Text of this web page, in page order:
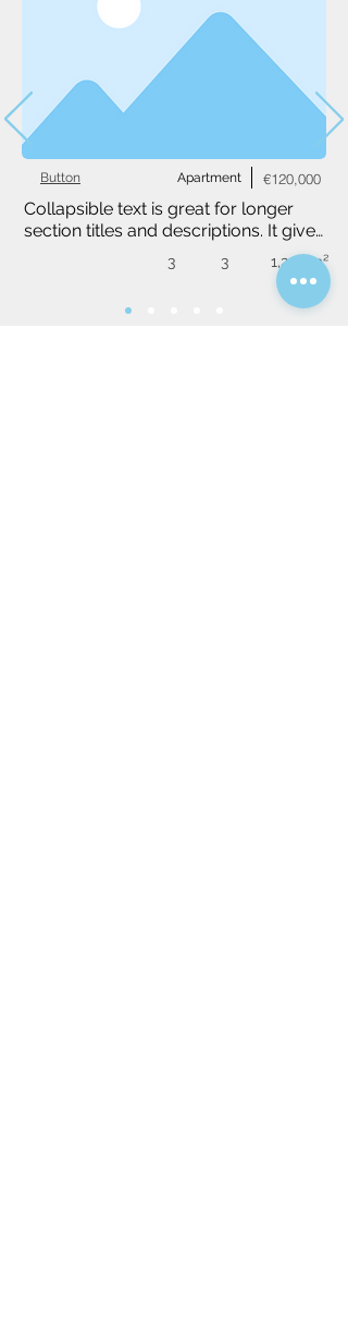
Apartment
Button €120,000
Collapsible text is great for longer
section titles and descriptions. It gives
need, while keeping your layout
clean. Link your text to anything, or
set your text box to expand on click.
3 3 1,234 m²